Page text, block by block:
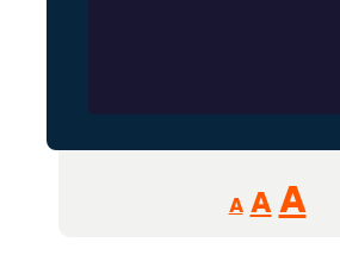
A
Reducir
tamaño
AA